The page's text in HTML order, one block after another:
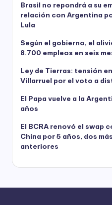
Brasil no repondrá a su
relación con Argentina
Lula
Según el gobierno, el
8.700 empleos en seis
Ley de Tierras: tensión
Villarruel por el voto a
El Papa vuelve a la
años
El BCRA renovó el swap
China por 5 años, dos
anteriores